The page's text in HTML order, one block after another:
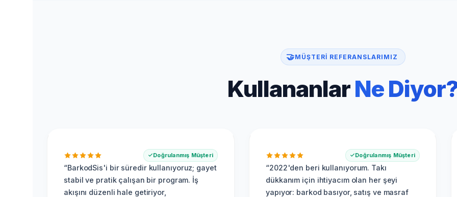
🤝MÜŞTERİ REFERANSLARIMIZ
KullananlarNe
Doğrulanmış Müşteri
“BarkodSis'i bir süredir kullanıyoruz; gayet
stabil ve pratik çalışan bir program. İş
akışını düzenli hale getiriyor,
Doğrulanmış Müşteri
“2022'den beri kullanıyorum. Takı
dükkanım için ihtiyacım olan her şeyi
yapıyor: barkod basıyor, satış ve masraf